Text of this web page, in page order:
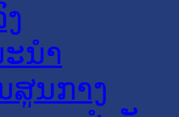
ນໍາ
ສູນກາງ